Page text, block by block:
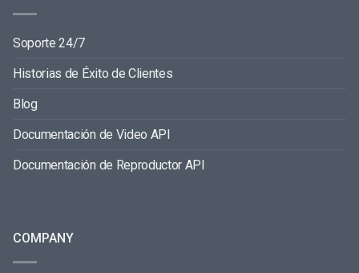
Soporte 24/7
Historias de Éxito de Clientes
Blog
Documentación de Video API
Documentación de Reproductor API
COMPANY